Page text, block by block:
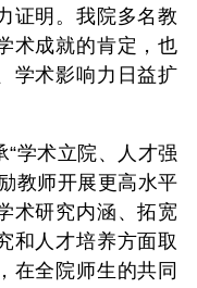
证明。我院多名教
术成就的肯定，也
学术影响力日益扩
学术立院、人才强
教师开展更高水平
术研究内涵、拓宽
和人才培养方面取
在全院师生的共同